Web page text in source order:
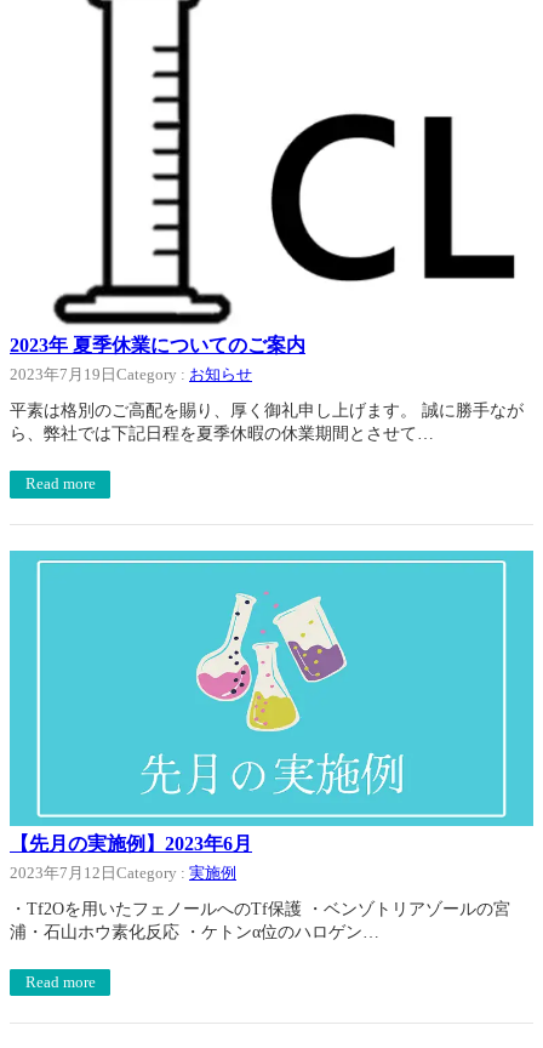
2023年 夏季休業についてのご案内
2023年7月19日 Category : お知らせ
平素は格別のご高配を賜り、厚く御礼申し上げます。 誠に勝手なが
ら、弊社では下記日程を夏季休暇の休業期間とさせて…
Read more
【先月の実施例】2023年6月
2023年7月12日 Category : 実施例
・Tf2Oを用いたフェノールへのTf保護 ・ベンゾトリアゾールの宮
浦・石山ホウ素化反応 ・ケトンα位のハロゲン…
Read more